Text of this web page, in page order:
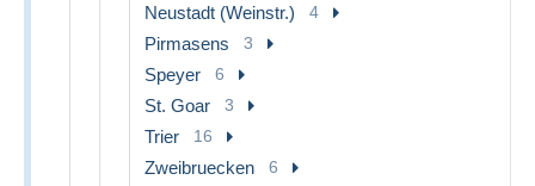
Neustadt (Weinstr.) 4
Pirmasens 3
Speyer 6
St. Goar 3
Trier 16
Zweibruecken 6